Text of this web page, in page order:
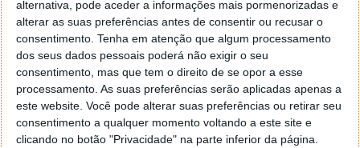
alternativa, pode aceder a informações mais pormenorizadas e
alterar as suas preferências antes de consentir ou recusar o
consentimento. Tenha em atenção que algum processamento
dos seus dados pessoais poderá não exigir o seu
consentimento, mas que tem o direito de se opor a esse
processamento. As suas preferências serão aplicadas apenas a
este website. Você pode alterar suas preferências ou retirar seu
consentimento a qualquer momento voltando a este site e
clicando no botão "Privacidade" na parte inferior da página.
Planetary Society alerta para “o fim prematuro de
dezenas de missões produtivas”, enquanto a
Sociedade Astronómica Americana teme a perda da
liderança científica dos EUA.
Vários congressistas classificaram a proposta como
“perigosa” e “inaceitável”. AtéElon Musk expressou
preocupação, considerando os cortes